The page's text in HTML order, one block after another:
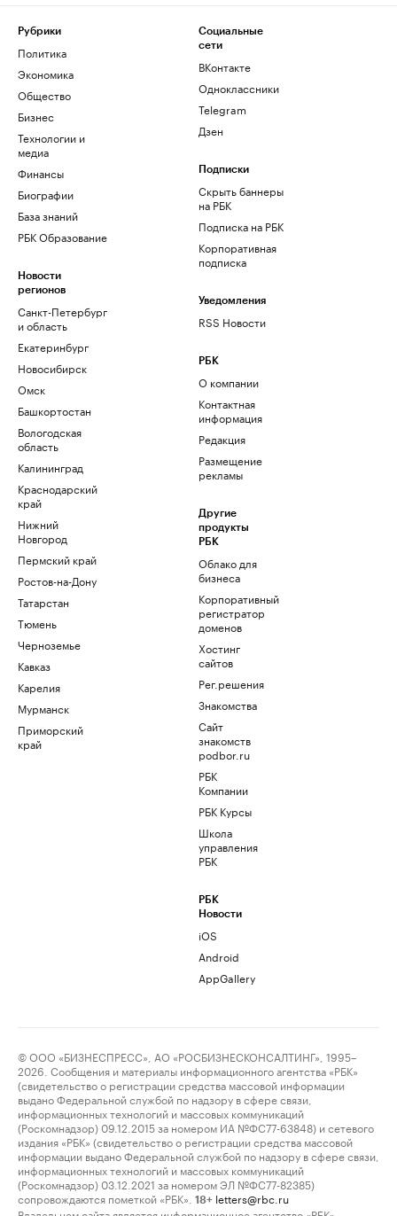
Рубрики
Политика
Экономика
Общество
Бизнес
Технологии и
медиа
Финансы
Биографии
База знаний
РБК Образование
Новости
регионов
Санкт-Петербург
и область
Екатеринбург
Новосибирск
Омск
Башкортостан
Вологодская
область
Калининград
Краснодарский
край
Нижний
Новгород
Пермский край
Ростов-на-Дону
Татарстан
Тюмень
Черноземье
Кавказ
Карелия
Мурманск
Приморский
край
Социальные
сети
ВКонтакте
Одноклассники
Telegram
Дзен
Подписки
Скрыть баннеры
на РБК
Подписка на РБК
Корпоративная
подписка
Уведомления
RSS Новости
РБК
О компании
Контактная
информация
Редакция
Размещение
рекламы
Другие
продукты
РБК
Облако для
бизнеса
Корпоративный
регистратор
доменов
Хостинг
сайтов
Рег.решения
Знакомства
Сайт
знакомств
podbor.ru
РБК
Компании
РБК Курсы
Школа
управления
РБК
РБК
Новости
iOS
Android
AppGallery
© ООО «БИЗНЕСПРЕСС», АО «РОСБИЗНЕСКОНСАЛТИНГ», 1995–
2026. Сообщения и материалы информационного агентства «РБК»
(свидетельство о регистрации средства массовой информации
выдано Федеральной службой по надзору в сфере связи,
информационных технологий и массовых коммуникаций
(Роскомнадзор) 09.12.2015 за номером ИА №ФС77-63848) и сетевого
издания «РБК» (свидетельство о регистрации средства массовой
информации выдано Федеральной службой по надзору в сфере связи,
информационных технологий и массовых коммуникаций
(Роскомнадзор) 03.12.2021 за номером ЭЛ №ФС77-82385)
сопровождаются пометкой «РБК».
18+ letters@rbc.ru